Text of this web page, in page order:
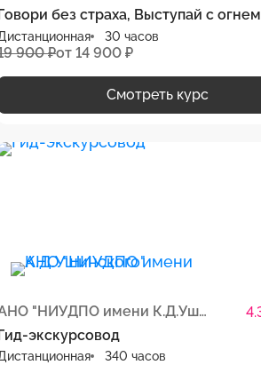
Говори без страха, Выступай с
30 часов
900 ₽от 14 900 ₽
Смотреть курс
АНО "НИУДПО имени К.Д.Ушинского"
экскурсовод
340 часов